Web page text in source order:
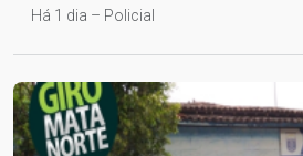
Há 1 dia – Policial